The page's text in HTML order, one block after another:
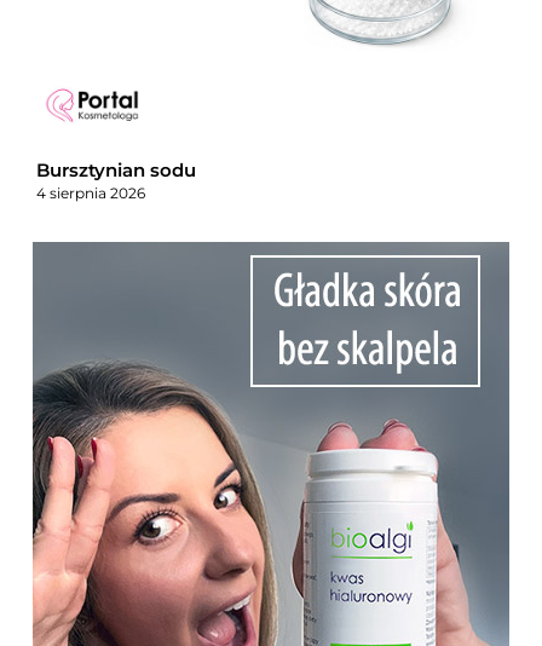
Bursztynian sodu
4 sierpnia 2026